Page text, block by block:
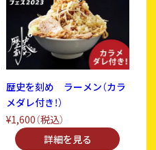
歴史を刻め ラーメン（カラ
メダレ付き！）
¥1,600（税込）